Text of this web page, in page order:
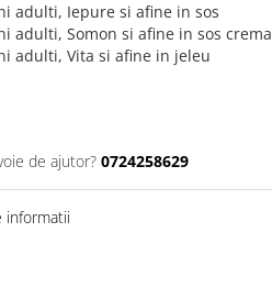
adulti, Iepure si afine in sos
adulti, Somon si afine in sos crema
adulti, Vita si afine in jeleu
de ajutor? 0724258629
informatii